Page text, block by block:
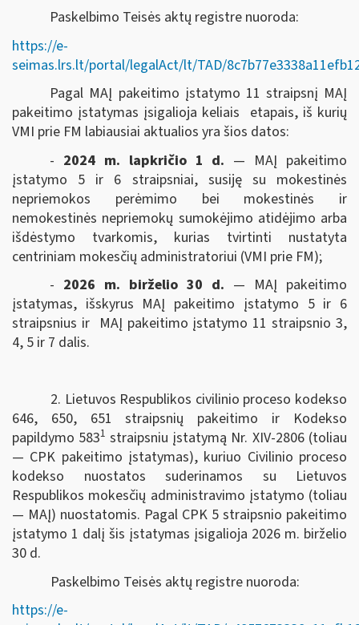
Paskelbimo Teisės aktų registre nuoroda:
https://e-
seimas.lrs.lt/portal/legalAct/lt/TAD/
Pagal MAĮ pakeitimo įstatymo 11 straipsnį MAĮ
pakeitimo įstatymas įsigalioja keliais etapais, iš kurių
VMI prie FM labiausiai aktualios yra šios datos:
- 2024 m. lapkričio 1 d. — MAĮ pakeitimo
įstatymo 5 ir 6 straipsniai, susiję su mokestinės
nepriemokos perėmimo bei mokestinės ir
nemokestinės nepriemokų sumokėjimo atidėjimo arba
išdėstymo tvarkomis, kurias tvirtinti nustatyta
centriniam mokesčių administratoriui (VMI prie FM);
- 2026 m. birželio 30 d. — MAĮ pakeitimo
įstatymas, išskyrus MAĮ pakeitimo įstatymo 5 ir 6
straipsnius ir MAĮ pakeitimo įstatymo 11 straipsnio 3,
4, 5 ir 7 dalis.
2. Lietuvos Respublikos civilinio proceso kodekso
646, 650, 651 straipsnių pakeitimo ir Kodekso
papildymo 5831 straipsniu įstatymą Nr. XIV-2806 (toliau
— CPK pakeitimo įstatymas), kuriuo Civilinio proceso
kodekso nuostatos suderinamos su Lietuvos
Respublikos mokesčių administravimo įstatymo (toliau
— MAĮ) nuostatomis. Pagal CPK 5 straipsnio pakeitimo
įstatymo 1 dalį šis įstatymas įsigalioja 2026 m. birželio
30 d.
Paskelbimo Teisės aktų registre nuoroda:
https://e-